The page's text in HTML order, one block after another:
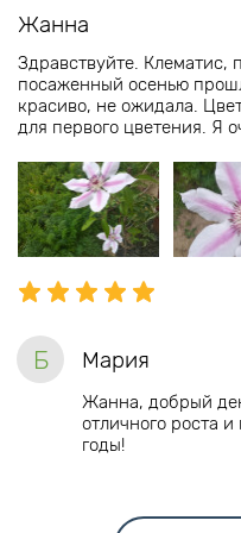
Жанна
Здравствуйте. Клематис,
посаженный осенью
красиво, не ожидала.
для первого цветения. Я
Б Мария
Жанна, добрый
отличного роста
годы!